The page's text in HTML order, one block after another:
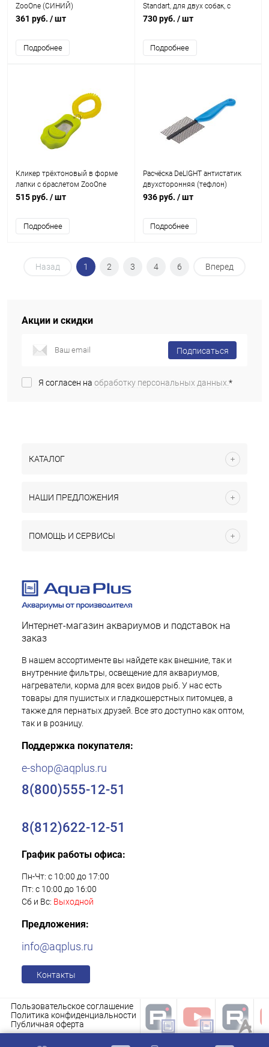
ZooOne (СИНИЙ)
361 руб. / шт
Подробнее
Standart, для двух собак, с
регулировкой (25 мм, 200-
730 руб. / шт
Подробнее
Кликер трёхтоновый в форме
лапки с браслетом ZooOne
(ЗЕЛЕНЫЙ)
515 руб. / шт
Подробнее
Расчёска DeLIGHT антистатик
двухсторонняя (тефлон)
936 руб. / шт
Подробнее
Назад 1 2 3 4 6 Вперед
Акции и скидки
Подписаться
Я согласен на обработку персональных данных.*
КАТАЛОГ
НАШИ ПРЕДЛОЖЕНИЯ
ПОМОЩЬ И СЕРВИСЫ
Интернет-магазин аквариумов и подставок на
заказ
В нашем ассортименте вы найдете как внешние, так и
внутренние фильтры, освещение для аквариумов,
нагреватели, корма для всех видов рыб. У нас есть
товары для пушистых и гладкошерстных питомцев, а
также для пернатых друзей. Все это доступно как оптом,
так и в розницу.
Поддержка покупателя:
e-shop@aqplus.ru
8(800)555-12-51
8(812)622-12-51
График работы офиса:
Пн-Чт: с 10:00 до 17:00
Пт: с 10:00 до 16:00
Сб и Вс: Выходной
Предложения:
info@aqplus.ru
Контакты
Пользовательское соглашение
Политика конфиденциальности
Публичная оферта